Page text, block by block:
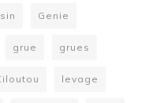
Genie
grue grues
levage